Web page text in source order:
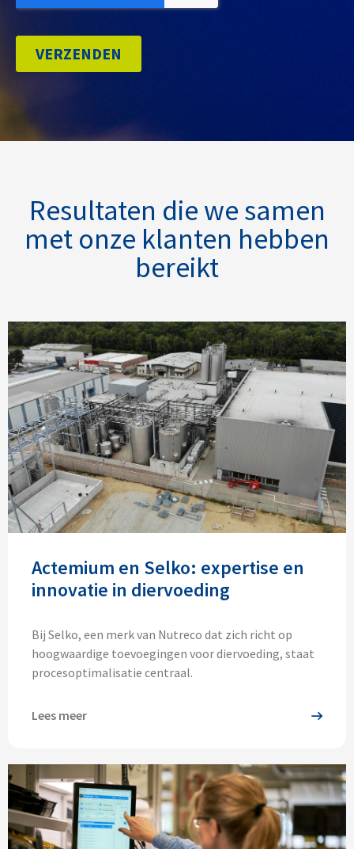
Resultaten die we samen
met onze klanten hebben
bereikt
Actemium en Selko: expertise en
innovatie in diervoeding
Bij Selko, een merk van Nutreco dat zich richt op
hoogwaardige toevoegingen voor diervoeding, staat
procesoptimalisatie centraal.
Lees meer